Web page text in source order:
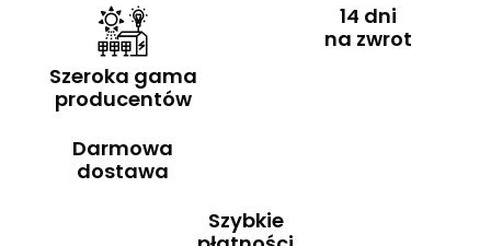
Szeroka gama
producentów
14 dni
na zwrot
Darmowa
dostawa
Szybkie